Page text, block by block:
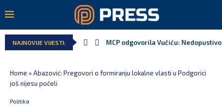
NAJNOVIJE VIJESTI: MCP odgovorila Vučiću:
Home »Abazović: Pregovori o formiranju lokalne vlasti u Podgorici
još nijesu počeli
Politika